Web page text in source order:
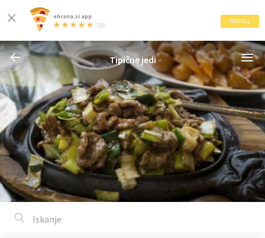
ehrana.si app
(53)
INSTALL
Tipične jedi